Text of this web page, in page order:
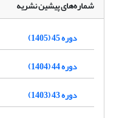
شماره‌های پیشین نشریه
دوره 45 (1405)
دوره 44 (1404)
دوره 43 (1403)